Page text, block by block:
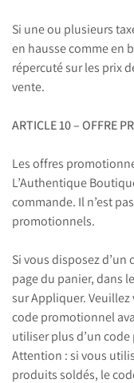
Si une ou plusieurs
en hausse comme en
répercuté sur les prix
vente.
ARTICLE 10 – OFFRE
Les offres
L’Authentique
commande. Il n’est
promotionnels.
Si vous disposez
page du panier, dans
sur Appliquer.
code promotionnel
utiliser plus d’un
Attention : si vous
produits soldés, le